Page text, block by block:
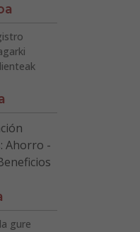
Ahorro -
gure